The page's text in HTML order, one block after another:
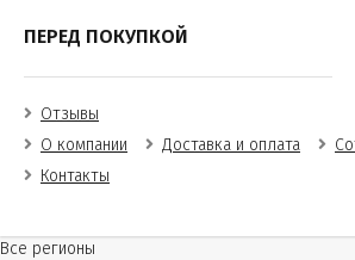
ПЕРЕД ПОКУПКОЙ
Отзывы
О компании
Доставка и оплата
Контакты
Все регионы